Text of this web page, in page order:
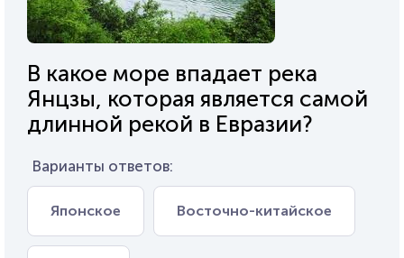
В какое море впадает река
Янцзы, которая является самой
длинной рекой в Евразии?
Варианты ответов:
Японское Восточно-китайское